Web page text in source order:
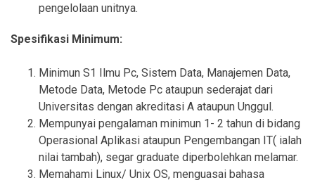
pengelolaan unitnya.
Spesifikasi Minimum:
Minimun S1 Ilmu Pc, Sistem Data, Manajemen Data,
Metode Data, Metode Pc ataupun sederajat dari
Universitas dengan akreditasi A ataupun Unggul.
Mempunyai pengalaman minimun 1- 2 tahun di bidang
Operasional Aplikasi ataupun Pengembangan IT( ialah
nilai tambah), segar graduate diperbolehkan melamar.
Memahami Linux/ Unix OS, menguasai bahasa